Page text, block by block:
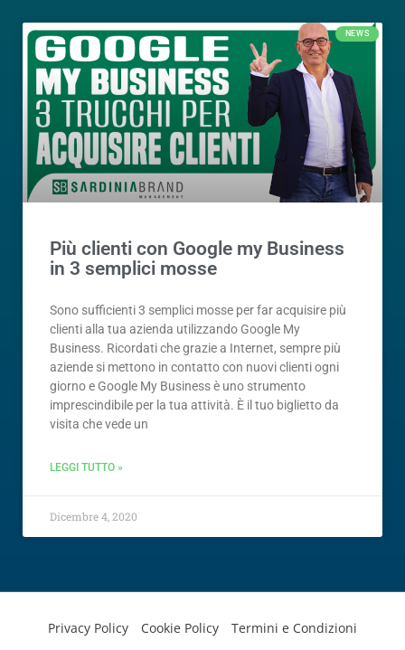
NEWS
Più clienti con Google my Business
in 3 semplici mosse
Sono sufficienti 3 semplici mosse per far acquisire più
clienti alla tua azienda utilizzando Google My
Business. Ricordati che grazie a Internet, sempre più
aziende si mettono in contatto con nuovi clienti ogni
giorno e Google My Business è uno strumento
imprescindibile per la tua attività. È il tuo biglietto da
visita che vede un
LEGGI TUTTO »
Dicembre 4, 2020
Privacy Policy Cookie Policy Termini e Condizioni